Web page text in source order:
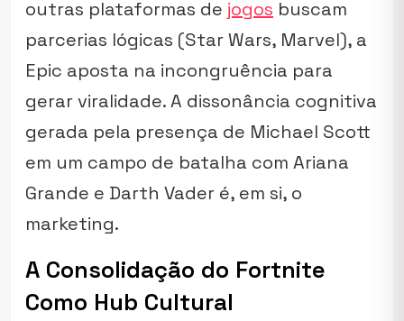
outras plataformas de jogos buscam
parcerias lógicas (Star Wars, Marvel), a
Epic aposta na incongruência para
gerar viralidade. A dissonância cognitiva
gerada pela presença de Michael Scott
em um campo de batalha com Ariana
Grande e Darth Vader é, em si, o
marketing.
A Consolidação do Fortnite
Como Hub Cultural